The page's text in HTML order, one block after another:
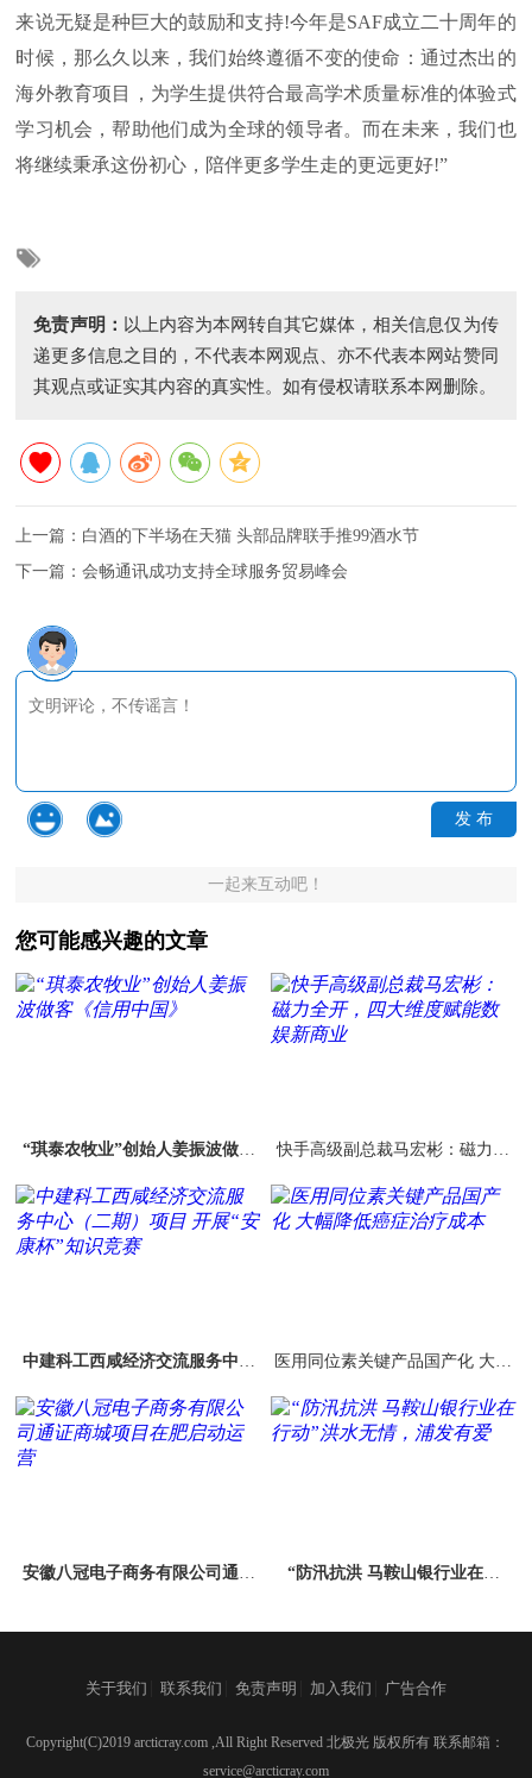
来说无疑是种巨大的鼓励和支持!今年是SAF成立二十周年的
时候，那么久以来，我们始终遵循不变的使命：通过杰出的
海外教育项目，为学生提供符合最高学术质量标准的体验式
学习机会，帮助他们成为全球的领导者。而在未来，我们也
将继续秉承这份初心，陪伴更多学生走的更远更好!”
免责声明： 以上内容为本网转自其它媒体，相关信息仅为传
递更多信息之目的，不代表本网观点、亦不代表本网站赞同
其观点或证实其内容的真实性。如有侵权请联系本网删除。
上一篇： 白酒的下半场在天猫 头部品牌联手推99酒水节
下一篇：会畅通讯成功支持全球服务贸易峰会
发 布
一起来互动吧！
您可能感兴趣的文章
“琪泰农牧业”创始人姜振波做客
快手高级副总裁马宏彬：磁力全
中建科工西咸经济交流服务中心
竞赛
医用同位素关键产品国产化 大幅
安徽八冠电子商务有限公司通证
“防汛抗洪 马鞍山银行业在行
关于我们 联系我们 免责声明 加入我们 广告合作
Copyright(C)2019 arcticray.com ,All Right Reserved 北极光 版权所有 联系邮箱：
service@arcticray.com